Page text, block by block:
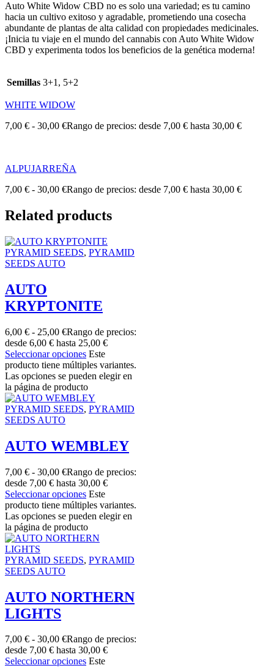
Auto White Widow CBD no es solo una variedad; es tu camino
hacia un cultivo exitoso y agradable, prometiendo una cosecha
abundante de plantas de alta calidad con propiedades medicinales.
¡Inicia tu viaje en el mundo del cannabis con Auto White Widow
CBD y experimenta todos los beneficios de la genética moderna!
Semillas 3+1, 5+2
WHITE WIDOW
7,00 € - 30,00 €Rango de precios: desde 7,00 € hasta 30,00 €
ALPUJARREÑA
7,00 € - 30,00 €Rango de precios: desde 7,00 € hasta 30,00 €
Related products
PYRAMID SEEDS, PYRAMID
SEEDS AUTO
AUTO
KRYPTONITE
6,00 € - 25,00 €Rango de precios:
desde 6,00 € hasta 25,00 €
Seleccionar opciones Este
producto tiene múltiples variantes.
Las opciones se pueden elegir en
la página de producto
PYRAMID SEEDS, PYRAMID
SEEDS AUTO
AUTO WEMBLEY
7,00 € - 30,00 €Rango de precios:
desde 7,00 € hasta 30,00 €
Seleccionar opciones Este
producto tiene múltiples variantes.
Las opciones se pueden elegir en
la página de producto
PYRAMID SEEDS, PYRAMID
SEEDS AUTO
AUTO NORTHERN
LIGHTS
7,00 € - 30,00 €Rango de precios:
desde 7,00 € hasta 30,00 €
Seleccionar opciones Este